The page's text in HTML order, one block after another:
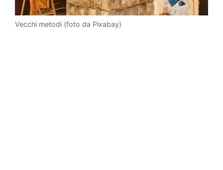
Vecchi metodi (foto da Pixabay)